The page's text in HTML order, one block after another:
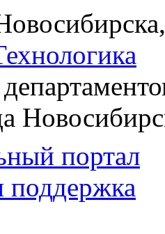
портал
поддержка